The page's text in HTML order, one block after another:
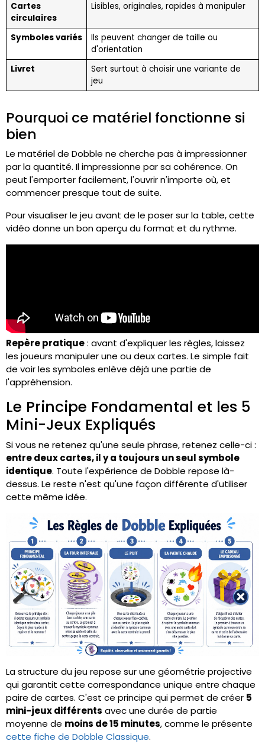
Cartes
circulaires
Lisibles, originales, rapides à manipuler
Symboles variés
Ils peuvent changer de taille ou
d'orientation
Livret
Sert surtout à choisir une variante de
jeu
Pourquoi ce matériel fonctionne si
bien
Le matériel de Dobble ne cherche pas à impressionner
par la quantité. Il impressionne par sa cohérence. On
peut l'emporter facilement, l'ouvrir n'importe où, et
commencer presque tout de suite.
Pour visualiser le jeu avant de le poser sur la table, cette
vidéo donne un bon aperçu du format et du rythme.
Repère pratique: avant d'expliquer les règles, laissez
les joueurs manipuler une ou deux cartes. Le simple fait
de voir les symboles enlève déjà une partie de
l'appréhension.
Le Principe Fondamental et les 5
Mini-Jeux Expliqués
Si vous ne retenez qu'une seule phrase, retenez celle-ci :
entre deux cartes, il y a toujours un seul symbole
identique. Toute l'expérience de Dobble repose là-
dessus. Le reste n'est qu'une façon différente d'utiliser
cette même idée.
La structure du jeu repose sur une géométrie projective
qui garantit cette correspondance unique entre chaque
paire de cartes. C'est ce principe qui permet de créer 5
mini-jeux différents avec une durée de partie
moyenne de moins de 15 minutes, comme le présente
cette fiche de Dobble Classique.